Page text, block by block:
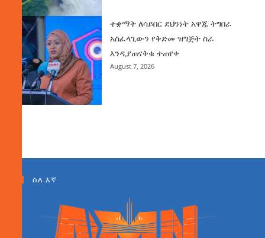
ተቋማት ለሳይበር ደህንነት አዋጁ ትግበራ
አስፈላጊውን የቅድመ ዝግጅት ስራ
እንዲያጠናቅቁ ተጠየቀ
August 7, 2026
ስለ እኛ